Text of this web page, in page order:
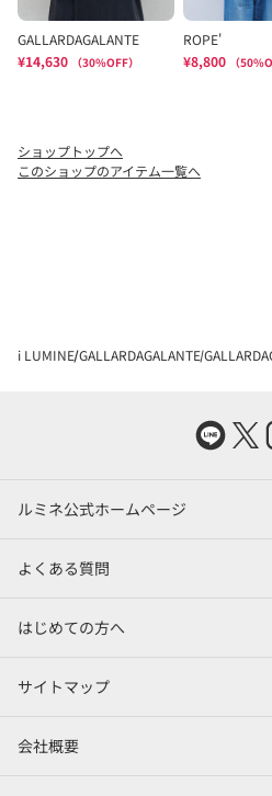
ショップトップへ
このショップのアイテム一覧へ
i LUMINE GALLARDAGALANTE
ルミネ公式ホームページ
よくある質問
はじめての方へ
サイトマップ
会社概要